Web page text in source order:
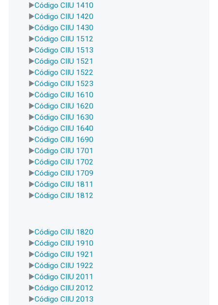
Código CIIU 1410
Código CIIU 1420
Código CIIU 1430
Código CIIU 1512
Código CIIU 1513
Código CIIU 1521
Código CIIU 1522
Código CIIU 1523
Código CIIU 1610
Código CIIU 1620
Código CIIU 1630
Código CIIU 1640
Código CIIU 1690
Código CIIU 1701
Código CIIU 1702
Código CIIU 1709
Código CIIU 1811
Código CIIU 1812
Código CIIU 1820
Código CIIU 1910
Código CIIU 1921
Código CIIU 1922
Código CIIU 2011
Código CIIU 2012
Código CIIU 2013